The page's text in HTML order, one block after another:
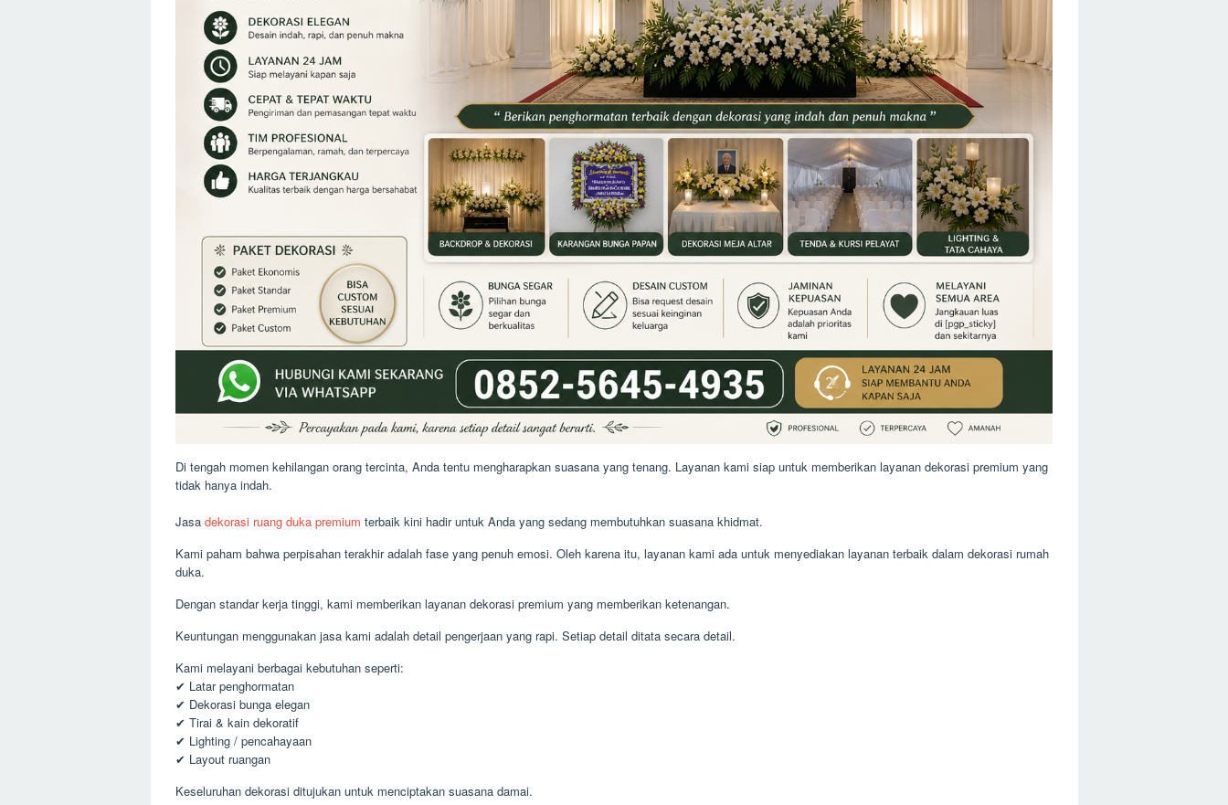
Di tengah momen kehilangan orang tercinta, Anda tentu mengharapkan suasana yang tenang. Layanan kami siap untuk memberikan layanan dekorasi premium yang
tidak hanya indah.
Jasa dekorasi ruang duka premium terbaik kini hadir untuk Anda yang sedang membutuhkan suasana khidmat.
Kami paham bahwa perpisahan terakhir adalah fase yang penuh emosi. Oleh karena itu, layanan kami ada untuk menyediakan layanan terbaik dalam dekorasi rumah
duka.
Dengan standar kerja tinggi, kami memberikan layanan dekorasi premium yang memberikan ketenangan.
Keuntungan menggunakan jasa kami adalah detail pengerjaan yang rapi. Setiap detail ditata secara detail.
Kami melayani berbagai kebutuhan seperti:
✔ Latar penghormatan
✔ Dekorasi bunga elegan
✔ Tirai & kain dekoratif
✔ Lighting / pencahayaan
✔ Layout ruangan
Keseluruhan dekorasi ditujukan untuk menciptakan suasana damai.